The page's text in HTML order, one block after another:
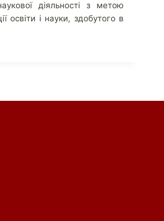
діяльності з метою
освіти і науки, здобутого в